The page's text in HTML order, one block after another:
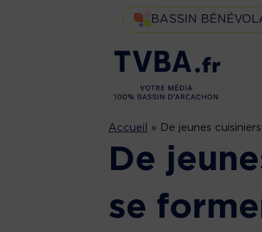
BASSIN
Accueil » De jeunes
De
se